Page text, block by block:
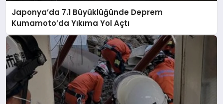
Japonya’da 7.1 Büyüklüğünde Deprem
Kumamoto’da Yıkıma Yol Açtı